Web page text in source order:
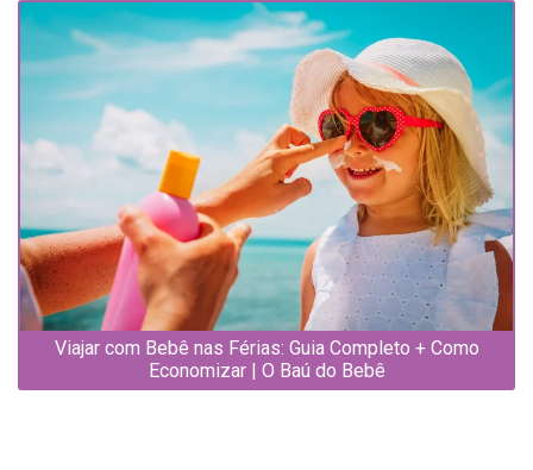
Viajar com Bebê nas Férias: Guia Completo + Como
Economizar | O Baú do Bebê